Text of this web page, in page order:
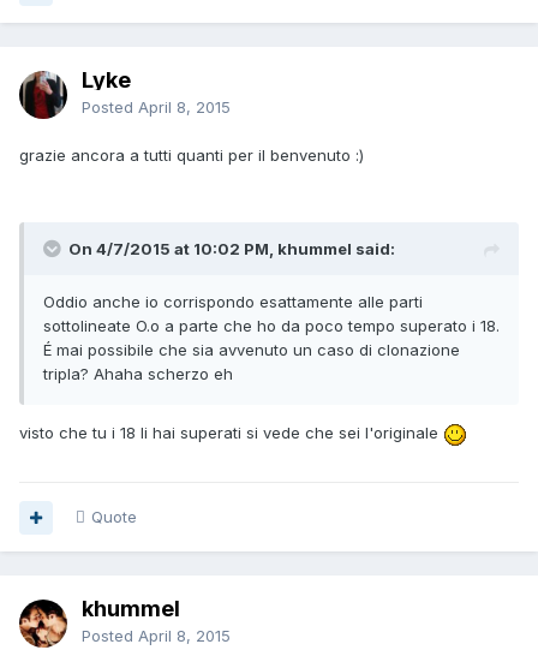
Lyke
Posted April 8, 2015
grazie ancora a tutti quanti per il benvenuto :)
On 4/7/2015 at 10:02 PM, khummel said:
Oddio anche io corrispondo esattamente alle parti
sottolineate O.o a parte che ho da poco tempo superato i 18.
É mai possibile che sia avvenuto un caso di clonazione
tripla? Ahaha scherzo eh
visto che tu i 18 li hai superati si vede che sei l'originale
Quote
khummel
Posted April 8, 2015